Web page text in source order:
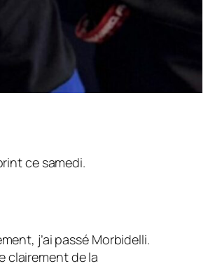
ce samedi.
j’ai passé Morbidelli.
clairement de la